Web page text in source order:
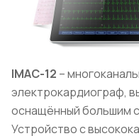
IMAC-12 –
электрокардиограф,
оснащённый большим
Устройство с